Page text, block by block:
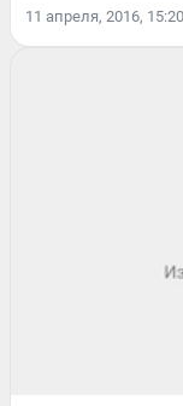
11 апреля, 2016, 15:20